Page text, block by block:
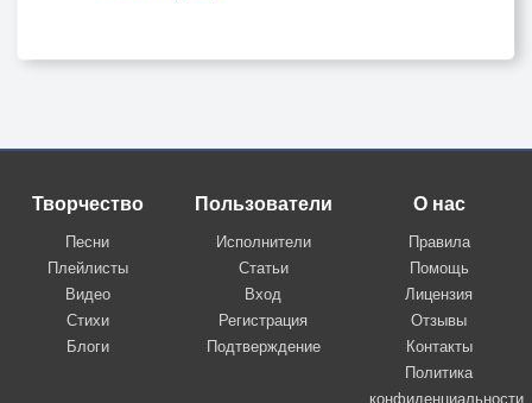
Творчество
Песни
Плейлисты
Видео
Стихи
Блоги
Пользователи
Исполнители
Статьи
Вход
Регистрация
Подтверждение
О нас
Правила
Помощь
Лицензия
Отзывы
Контакты
Политика
конфиденциальности